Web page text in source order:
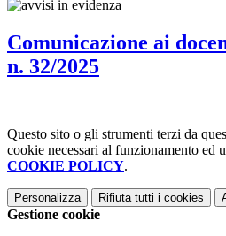
Comunicazione ai
n. 32/2025
Questo sito o gli strumenti terzi da
cookie necessari al funzionamento ed
COOKIE POLICY.
Personalizza Rifiuta tutti i cookies
Gestione cookie